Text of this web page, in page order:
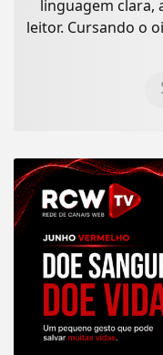
linguagem
leitor. Cursando o